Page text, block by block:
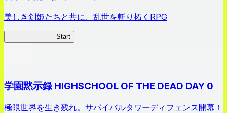
美しき剣姫たちと共に、乱世を斬り拓くRPG
Start
学園黙示録 HIGHSCHOOL OF THE DEAD DAY 0
極限世界を生き残れ。サバイバルタワーディフェンス開幕！